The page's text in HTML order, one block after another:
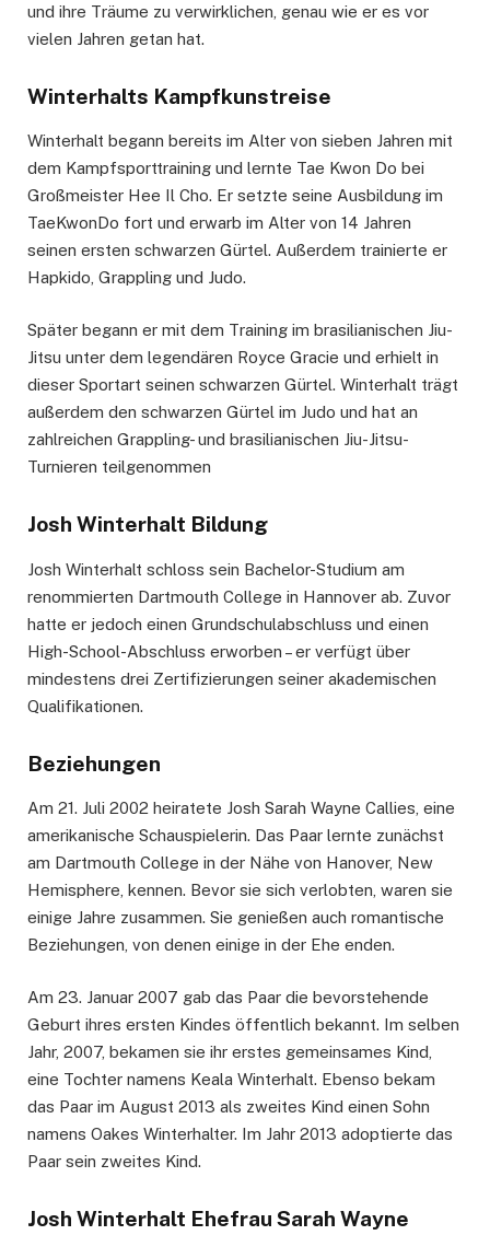
und ihre Träume zu verwirklichen, genau wie er es vor
vielen Jahren getan hat.
Winterhalts Kampfkunstreise
Winterhalt begann bereits im Alter von sieben Jahren mit
dem Kampfsporttraining und lernte Tae Kwon Do bei
Großmeister Hee Il Cho. Er setzte seine Ausbildung im
TaeKwonDo fort und erwarb im Alter von 14 Jahren
seinen ersten schwarzen Gürtel. Außerdem trainierte er
Hapkido, Grappling und Judo.
Später begann er mit dem Training im brasilianischen Jiu-
Jitsu unter dem legendären Royce Gracie und erhielt in
dieser Sportart seinen schwarzen Gürtel. Winterhalt trägt
außerdem den schwarzen Gürtel im Judo und hat an
zahlreichen Grappling- und brasilianischen Jiu-Jitsu-
Turnieren teilgenommen
Josh Winterhalt Bildung
Josh Winterhalt schloss sein Bachelor-Studium am
renommierten Dartmouth College in Hannover ab. Zuvor
hatte er jedoch einen Grundschulabschluss und einen
High-School-Abschluss erworben – er verfügt über
mindestens drei Zertifizierungen seiner akademischen
Qualifikationen.
Beziehungen
Am 21. Juli 2002 heiratete Josh Sarah Wayne Callies, eine
amerikanische Schauspielerin. Das Paar lernte zunächst
am Dartmouth College in der Nähe von Hanover, New
Hemisphere, kennen. Bevor sie sich verlobten, waren sie
einige Jahre zusammen. Sie genießen auch romantische
Beziehungen, von denen einige in der Ehe enden.
Am 23. Januar 2007 gab das Paar die bevorstehende
Geburt ihres ersten Kindes öffentlich bekannt. Im selben
Jahr, 2007, bekamen sie ihr erstes gemeinsames Kind,
eine Tochter namens Keala Winterhalt. Ebenso bekam
das Paar im August 2013 als zweites Kind einen Sohn
namens Oakes Winterhalter. Im Jahr 2013 adoptierte das
Paar sein zweites Kind.
Josh Winterhalt Ehefrau Sarah Wayne